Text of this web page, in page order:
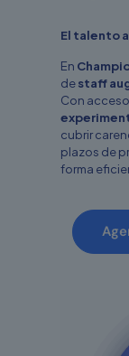
El talento
En
destaff
Con
cubrir
plazos de
forma